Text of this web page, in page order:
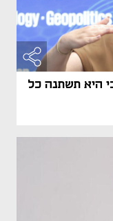
היא תשתנה כל